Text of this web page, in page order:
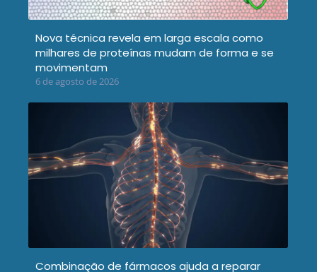
Nova técnica revela em larga escala como
milhares de proteínas mudam de forma e se
movimentam
6 de agosto de 2026
Combinação de fármacos ajuda a reparar